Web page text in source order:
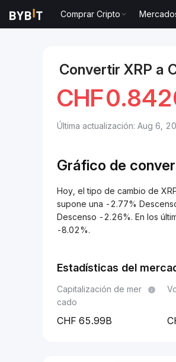
Comprar Cripto
Convertir XRP a
CHF
Última actualización: Aug 6,
Gráfico de
Hoy, el tipo de cambio de
supone una -2.77%
Descenso -2.26%. En los
-8.02%.
Estadísticas del
Capitalización de mer
cado
65.99B